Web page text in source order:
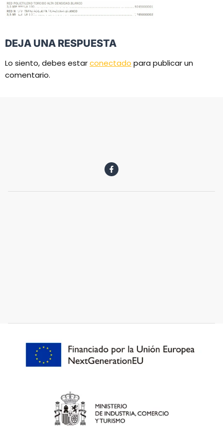
DEJA UNA RESPUESTA
Lo siento, debes estarconectado para publicar un
comentario.